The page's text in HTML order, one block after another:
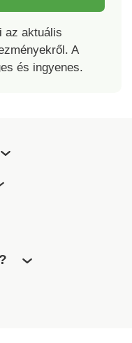
az aktuális
A
és ingyenes.